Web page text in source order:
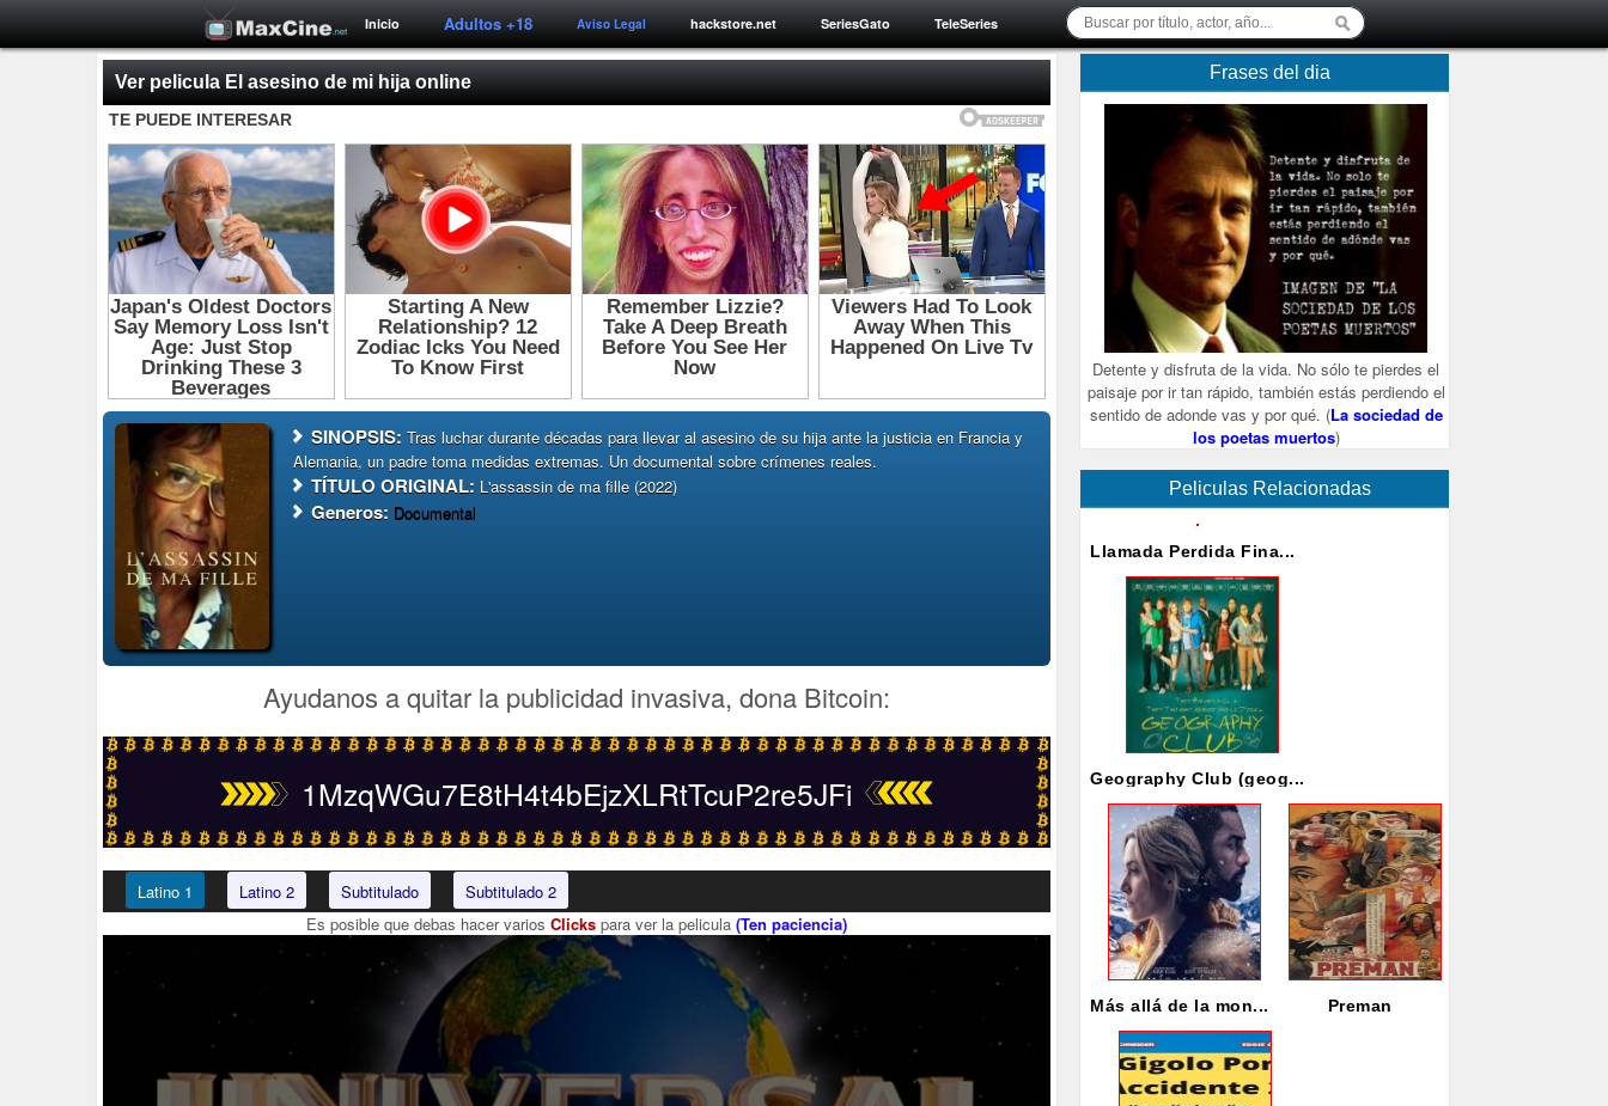
Inicio Adultos +18 Aviso Legal hackstore.net SeriesGato TeleSeries
Ver pelicula El asesino de mi hija online
SINOPSIS: Tras luchar durante décadas para llevar al asesino de su hija ante la justicia en Francia y
Alemania, un padre toma medidas extremas. Un documental sobre crímenes reales.
TÍTULO ORIGINAL: L'assassin de ma fille (2022)
Generos: Documental
Ayudanos a quitar la publicidad invasiva, dona Bitcoin:
1MzqWGu7E8tH4t4bEjzXLRtTcuP2re5JFi
Latino 1 Latino 2 Subtitulado
Subtitulado 2
Es posible que debas hacer varios Clickspara ver la pelicula (Ten paciencia)
Frases del dia
Detente y disfruta de la vida. No sólo te pierdes el
paisaje por ir tan rápido, también estás perdiendo el
sentido de adonde vas y por qué. (La sociedad de
los poetas muertos)
Peliculas Relacionadas
Llamada Perdida Fina...
Geography Club (geog...
Más allá de la mon... Preman